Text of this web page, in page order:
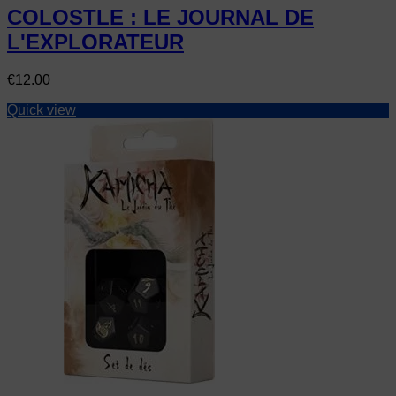
COLOSTLE : LE JOURNAL DE
L'EXPLORATEUR
Price
€12.00
Quick view